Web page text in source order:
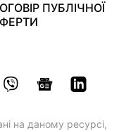
ПУБЛІЧНОЇ
на даному ресурсі,